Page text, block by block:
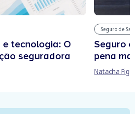
e tecnologia: O
seguradora
Seguro de
Seguro
pena
Natacha